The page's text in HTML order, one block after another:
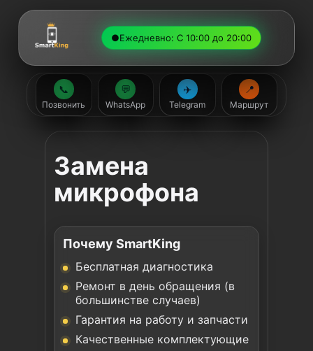
●Ежедневно: С 10:00 до 20:00
📞
Позвонить
💬
WhatsApp
✈️
Telegram
📍
Маршрут
Замена
микрофона
Почему SmartKing
Бесплатная диагностика
Ремонт в день обращения (в
большинстве случаев)
Гарантия на работу и запчасти
Качественные комплектующие